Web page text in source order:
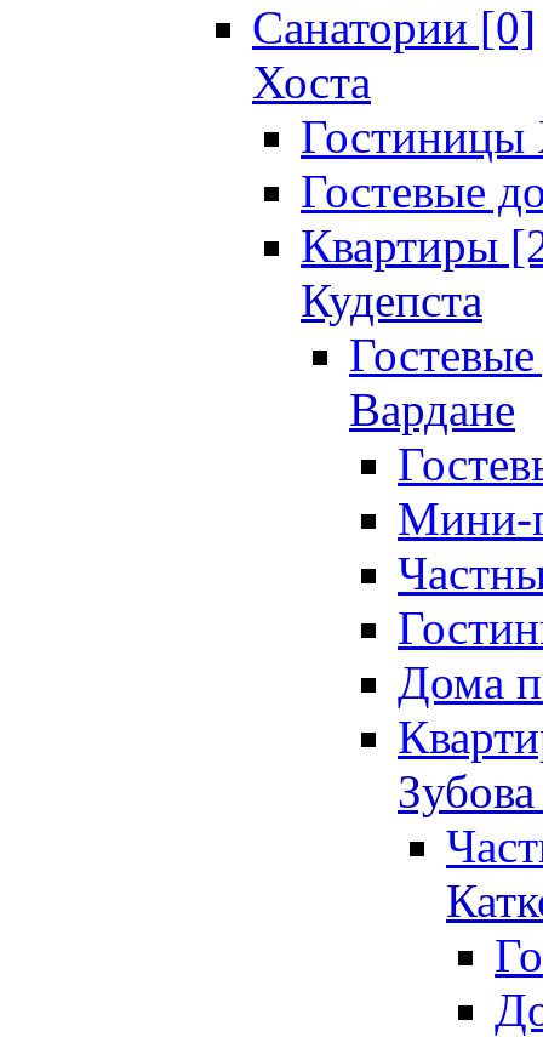
Санатории [0]
Хоста
Гостевые
Квартиры
Кудепста
Вардане
Мини-
Дома